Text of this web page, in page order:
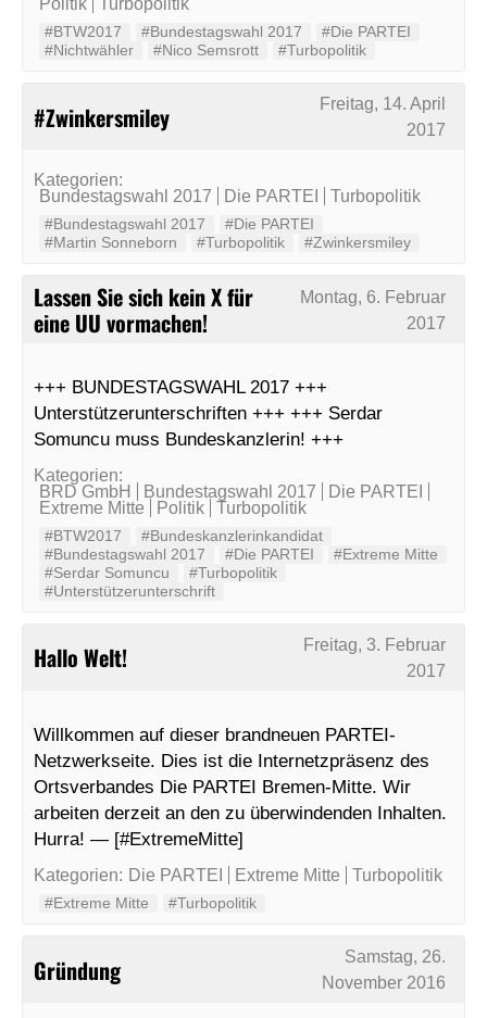
Politik Turbopolitik
#BTW2017 #Bundestagswahl 2017
#Die PARTEI
#Nichtwähler
#Nico Semsrott #Turbopolitik
#Zwinkersmiley
Freitag, 14. April
2017
Kategorien:
Bundestagswahl 2017
Die PARTEI Turbopolitik
#Bundestagswahl 2017
#Die PARTEI
#Martin Sonneborn
#Turbopolitik #Zwinkersmiley
Lassen Sie sich kein X für
eine UU vormachen!
Montag, 6. Februar
2017
+++ BUNDESTAGSWAHL 2017 +++
Unterstützerunterschriften +++ +++ Serdar
Somuncu muss Bundeskanzlerin! +++
Kategorien:
BRD GmbH
Bundestagswahl 2017
Die PARTEI
Extreme Mitte
Politik Turbopolitik
#BTW2017
#Bundeskanzlerinkandidat
#Bundestagswahl 2017
#Die PARTEI
#Extreme Mitte
#Serdar Somuncu
#Turbopolitik
#Unterstützerunterschrift
Hallo Welt!
Freitag, 3. Februar
2017
Willkommen auf dieser brandneuen PARTEI-
Netzwerkseite. Dies ist die Internetzpräsenz des
Ortsverbandes Die PARTEI Bremen-Mitte. Wir
arbeiten derzeit an den zu überwindenden Inhalten.
Hurra! — [#ExtremeMitte]
Kategorien: Die PARTEI Extreme Mitte Turbopolitik
#Extreme Mitte #Turbopolitik
Gründung
Samstag, 26.
November 2016